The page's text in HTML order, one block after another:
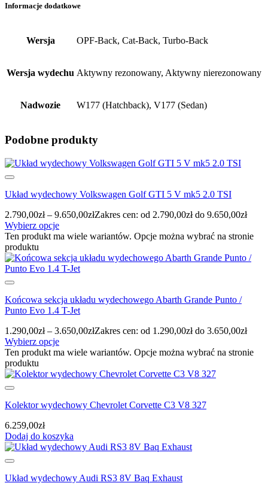
Informacje dodatkowe
Wersja OPF-Back, Cat-Back, Turbo-Back
Wersja wydechu Aktywny rezonowany, Aktywny nierezonowany
Nadwozie W177 (Hatchback), V177 (Sedan)
Podobne produkty
Układ wydechowy Volkswagen Golf GTI 5 V mk5 2.0 TSI
2.790,00zł – 9.650,00złZakres cen: od 2.790,00zł do 9.650,00zł
Wybierz opcje
Ten produkt ma wiele wariantów. Opcje można wybrać na stronie
produktu
Końcowa sekcja układu wydechowego Abarth Grande Punto /
Punto Evo 1.4 T-Jet
1.290,00zł – 3.650,00złZakres cen: od 1.290,00zł do 3.650,00zł
Wybierz opcje
Ten produkt ma wiele wariantów. Opcje można wybrać na stronie
produktu
Kolektor wydechowy Chevrolet Corvette C3 V8 327
6.259,00zł
Dodaj do koszyka
Układ wydechowy Audi RS3 8V Baq Exhaust